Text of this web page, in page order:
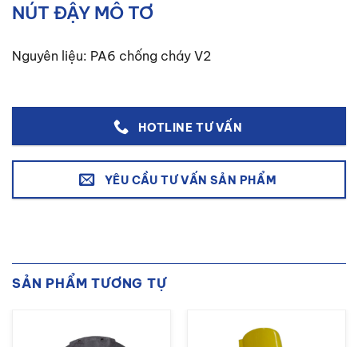
NÚT ĐẬY MÔ TƠ
Nguyên liệu: PA6 chống cháy V2
HOTLINE TƯ VẤN
YÊU CẦU TƯ VẤN SẢN PHẨM
SẢN PHẨM TƯƠNG TỰ